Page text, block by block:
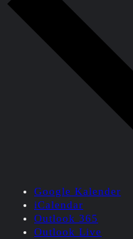
Google Kalender
iCalendar
Outlook 365
Outlook Live